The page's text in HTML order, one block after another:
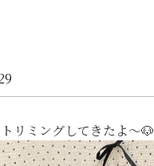
トリミングしてきたよ〜🐶